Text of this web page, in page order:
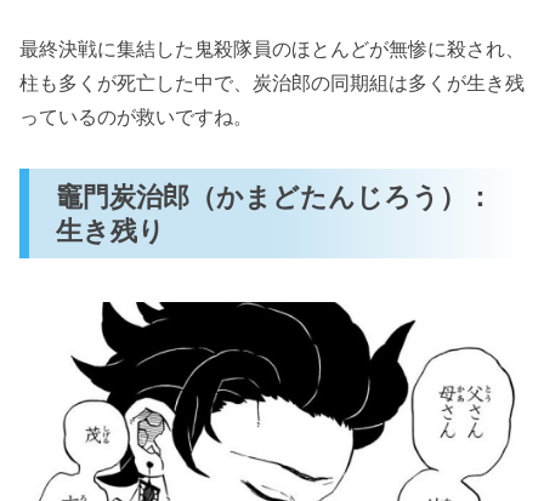
最終決戦に集結した鬼殺隊員のほとんどが無惨に殺され、
柱も多くが死亡した中で、炭治郎の同期組は多くが生き残
っているのが救いですね。
竈門炭治郎（かまどたんじろう）：
生き残り